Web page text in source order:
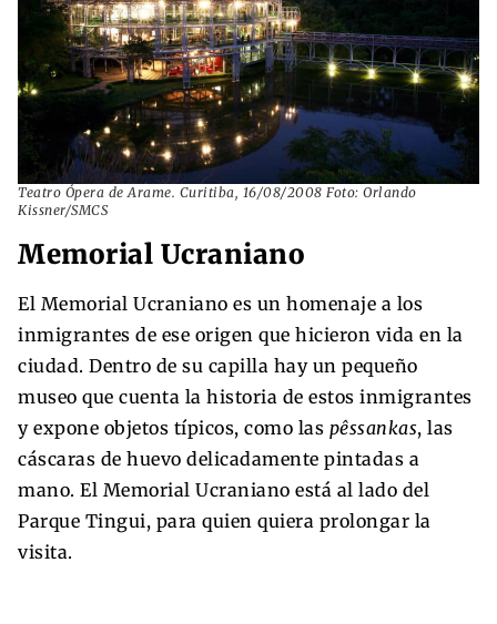
Teatro Ópera de Arame. Curitiba, 16/08/2008 Foto: Orlando
Kissner/SMCS
Memorial Ucraniano
El Memorial Ucraniano es un homenaje a los
inmigrantes de ese origen que hicieron vida en la
ciudad. Dentro de su capilla hay un pequeño
museo que cuenta la historia de estos inmigrantes
y expone objetos típicos, como las pêssankas, las
cáscaras de huevo delicadamente pintadas a
mano. El Memorial Ucraniano está al lado del
Parque Tingui, para quien quiera prolongar la
visita.